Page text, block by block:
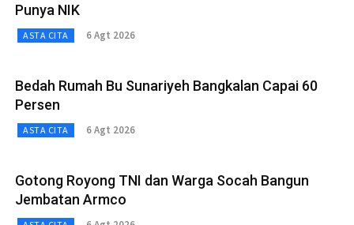
Punya NIK
ASTA CITA 6 Agt 2026
Bedah Rumah Bu Sunariyeh Bangkalan Capai 60
Persen
ASTA CITA 6 Agt 2026
Gotong Royong TNI dan Warga Socah Bangun
Jembatan Armco